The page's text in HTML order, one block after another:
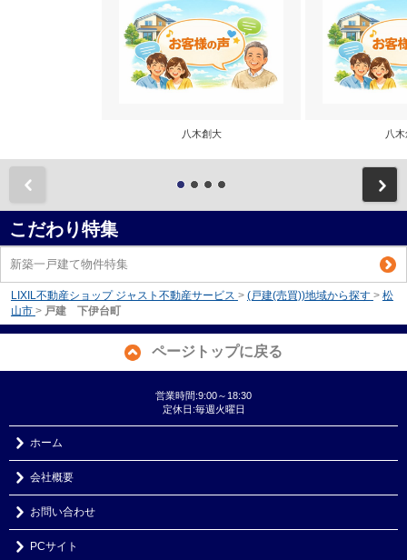
八木創大 八
こだわり特集
新築一戸建て物件特集
LIXIL不動産ショップ ジャスト不動産サービス > (戸建(売買))地域から探す > 松
山市 > 戸建 下伊台町
ページトップに戻る
営業時間:9:00～18:30
定休日:毎週火曜日
ホーム
会社概要
お問い合わせ
PCサイト